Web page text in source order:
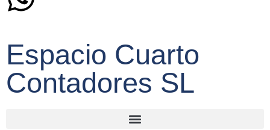
Espacio Cuarto
Contadores SL